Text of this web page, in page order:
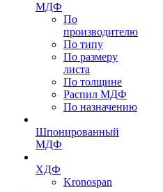
МДФ
По
производителю
По типу
По размеру
листа
По толщине
Распил МДФ
По назначению
Шпонированный
МДФ
ХДФ
Kronospan